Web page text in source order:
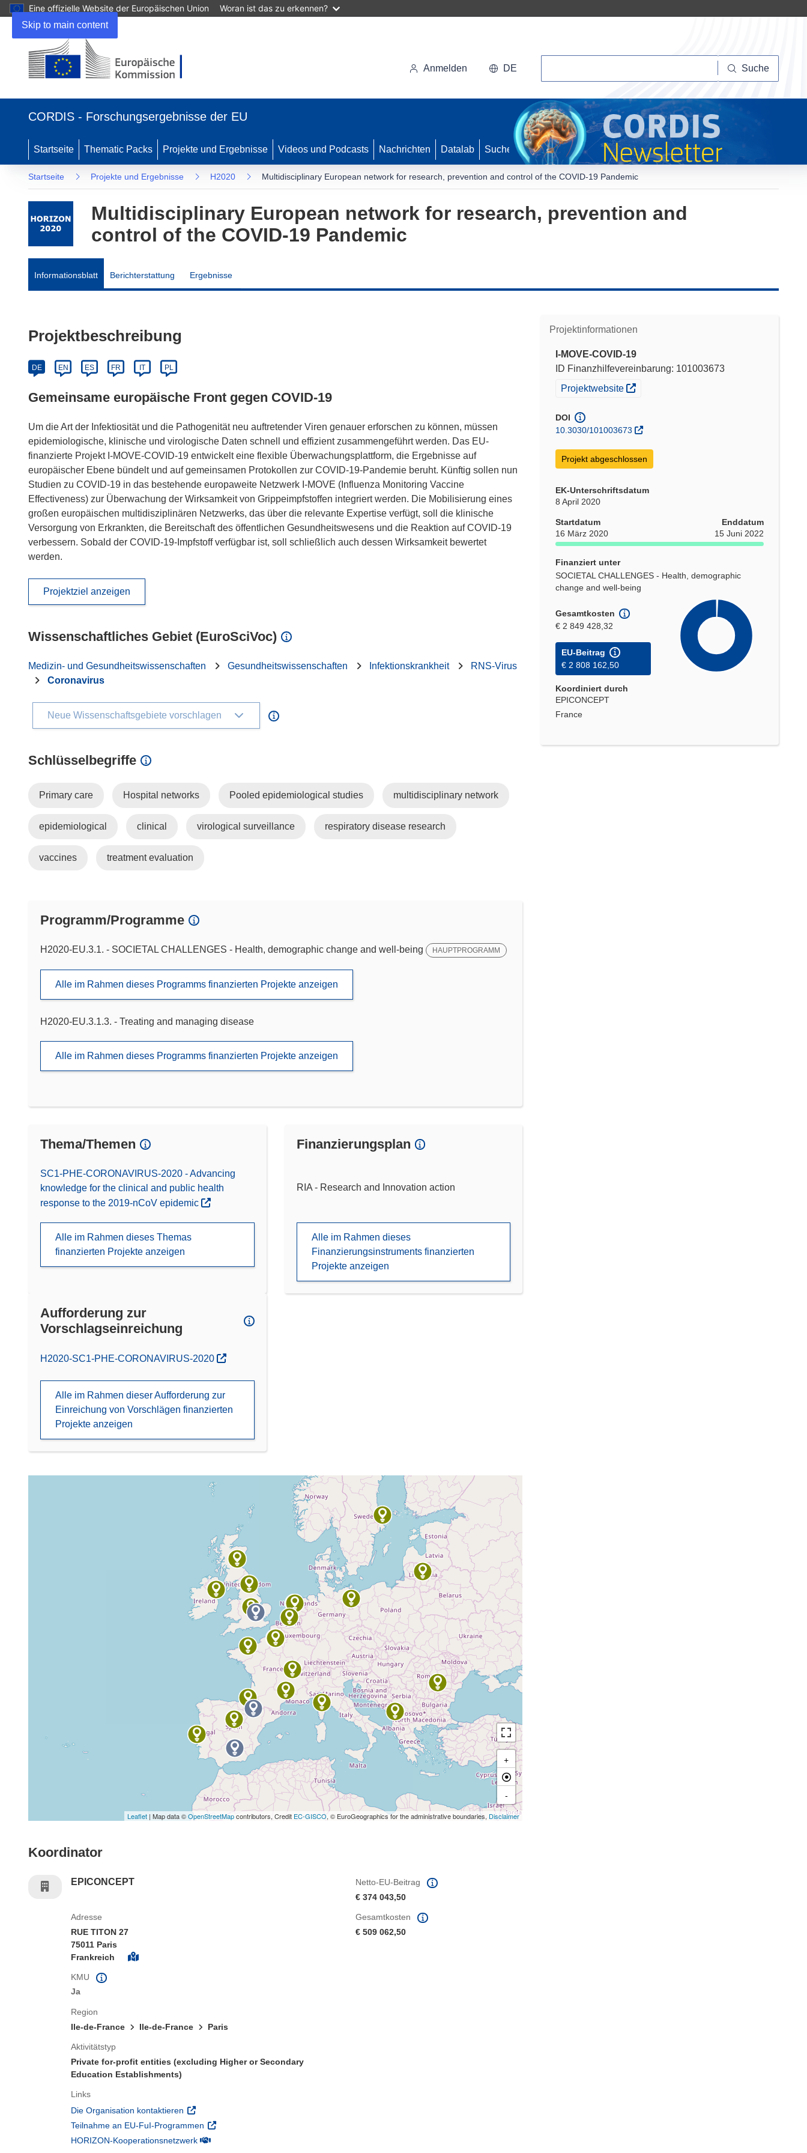
Skip to main content
Eine offizielle Website der Europäischen Union Woran ist das zu erkennen?
Anmelden DE Suche
CORDIS - Forschungsergebnisse der EU
Startseite Thematic Packs Projekte und Ergebnisse Videos und Podcasts Nachrichten Datalab Suche
Startseite Projekte und Ergebnisse H2020 Multidisciplinary European network for research, prevention and control of the COVID-19 Pandemic
Multidisciplinary European network for research, prevention and
control of the COVID-19 Pandemic
Informationsblatt Berichterstattung Ergebnisse
Projektinformationen
I-MOVE-COVID-19
ID Finanzhilfevereinbarung: 101003673
(öffnet in neuem Fenster)
Projektwebsite
DOI
10.3030/101003673
Projekt abgeschlossen
EK-Unterschriftsdatum
8 April 2020
Startdatum
16 März 2020
Enddatum
15 Juni 2022
Finanziert unter
SOCIETAL CHALLENGES - Health, demographic
change and well-being
Gesamtkosten
€ 2 849 428,32
EU-Beitrag
€ 2 808 162,50
Koordiniert durch
EPICONCEPT
France
Projektbeschreibung
DE EN ES FR IT PL
Gemeinsame europäische Front gegen COVID-19
Um die Art der Infektiosität und die Pathogenität neu auftretender Viren genauer erforschen zu können, müssen
epidemiologische, klinische und virologische Daten schnell und effizient zusammengeführt werden. Das EU-
finanzierte Projekt I-MOVE-COVID-19 entwickelt eine flexible Überwachungsplattform, die Ergebnisse auf
europäischer Ebene bündelt und auf gemeinsamen Protokollen zur COVID-19-Pandemie beruht. Künftig sollen nun
Studien zu COVID-19 in das bestehende europaweite Netzwerk I-MOVE (Influenza Monitoring Vaccine
Effectiveness) zur Überwachung der Wirksamkeit von Grippeimpfstoffen integriert werden. Die Mobilisierung eines
großen europäischen multidisziplinären Netzwerks, das über die relevante Expertise verfügt, soll die klinische
Versorgung von Erkrankten, die Bereitschaft des öffentlichen Gesundheitswesens und die Reaktion auf COVID-19
verbessern. Sobald der COVID-19-Impfstoff verfügbar ist, soll schließlich auch dessen Wirksamkeit bewertet
werden.
Projektziel anzeigen
Wissenschaftliches Gebiet (EuroSciVoc)
Medizin- und Gesundheitswissenschaften Gesundheitswissenschaften Infektionskrankheit
RNS-Virus
Coronavirus
Neue Wissenschaftsgebiete vorschlagen
Schlüsselbegriffe
Primary care Hospital networks Pooled epidemiological studies multidisciplinary network
epidemiological clinical virological surveillance respiratory disease research
vaccines treatment evaluation
Programm/Programme
H2020-EU.3.1. - SOCIETAL CHALLENGES - Health, demographic change and well-being HAUPTPROGRAMM
Alle im Rahmen dieses Programms finanzierten Projekte anzeigen
H2020-EU.3.1.3. - Treating and managing disease
Alle im Rahmen dieses Programms finanzierten Projekte anzeigen
Thema/Themen
SC1-PHE-CORONAVIRUS-2020 - Advancing
knowledge for the clinical and public health
response to the 2019-nCoV epidemic
Alle im Rahmen dieses Themas
finanzierten Projekte anzeigen
Finanzierungsplan
RIA - Research and Innovation action
Alle im Rahmen dieses
Finanzierungsinstruments finanzierten
Projekte anzeigen
Aufforderung zur
Vorschlagseinreichung
(öffnet in neuem Fenster)
H2020-SC1-PHE-CORONAVIRUS-2020
Alle im Rahmen dieser Aufforderung zur
Einreichung von Vorschlägen finanzierten
Projekte anzeigen
+
-
Leaflet | Map data ©OpenStreetMapcontributors, Credit EC-GISCO, © EuroGeographics for the administrative boundaries, Disclaimer
Koordinator
EPICONCEPT
Netto-EU-Beitrag
€ 374 043,50
Adresse
RUE TITON 27
75011 Paris
Frankreich
KMU
Ja
Region
Ile-de-France
Ile-de-France Paris
Aktivitätstyp
Private for-profit entities (excluding Higher or Secondary
Education Establishments)
Links
Die Organisation kontaktieren (öffnet in neuem Fenster)
Teilnahme an EU-FuI-Programmen (öffnet in neuem Fenster)
HORIZON-Kooperationsnetzwerk(öffnet in neuem Fenster)
Gesamtkosten
€ 509 062,50